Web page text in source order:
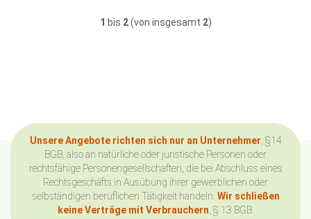
1 bis 2(von insgesamt 2)
Unsere Angebote richten sich nur an Unternehmer , §14
BGB, also an natürliche oder juristische Personen oder
rechtsfähige Personengesellschaften, die bei Abschluss eines
Rechtsgeschäfts in Ausübung ihrer gewerblichen oder
selbständigen beruflichen Tätigkeit handeln. Wir schließen
keine Verträge mit Verbrauchern , § 13 BGB.